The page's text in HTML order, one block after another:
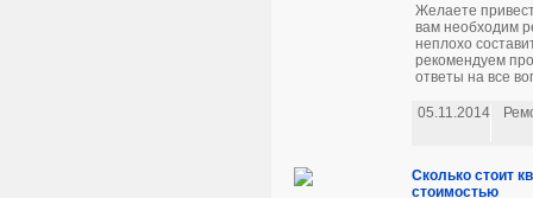
Желаете
вам необходим
неплохо
рекомендуем
ответы на все
05.11.2014
Сколько стоит
стоимостью